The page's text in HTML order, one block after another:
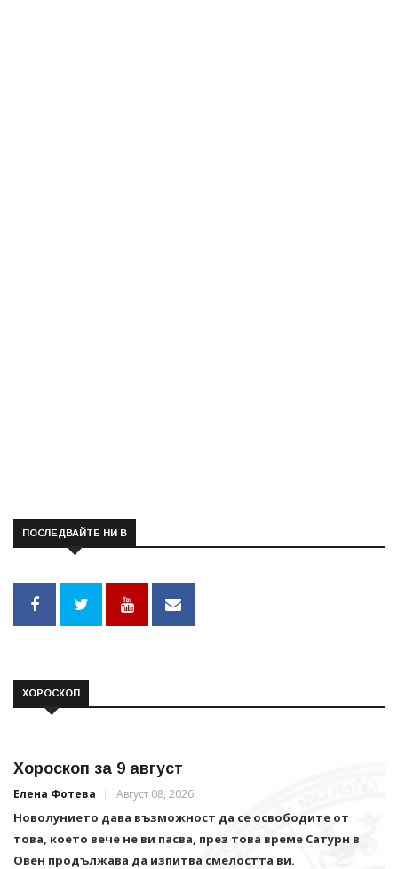
ПОСЛЕДВАЙТЕ НИ В
ХОРОСКОП
Хороскоп за 9 август
Елена Фотева Август 08, 2026
Новолунието дава възможност да се освободите от
това, което вече не ви пасва, през това време Сатурн в
Овен продължава да изпитва смелостта ви.